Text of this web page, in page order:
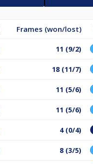
Frames (won/lost)
11 (9/2)
18 (11/7)
11 (5/6)
11 (5/6)
4 (0/4)
8 (3/5)